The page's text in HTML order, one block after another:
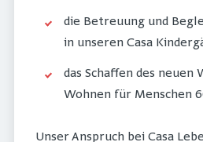
die Be­treuung und
in unseren Casa
das Schaffen des neuen
Wohnen für Menschen
Unser Anspruch bei Casa